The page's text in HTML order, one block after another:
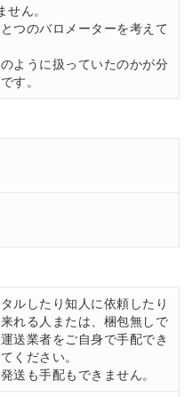
ん。
つのバロメーターを考えて
ように扱っていたのかが分
す。
ルしたり知人に依頼したり
れる人または、梱包無しで
送業者をご自身で手配でき
ください。
送も手配もできません。